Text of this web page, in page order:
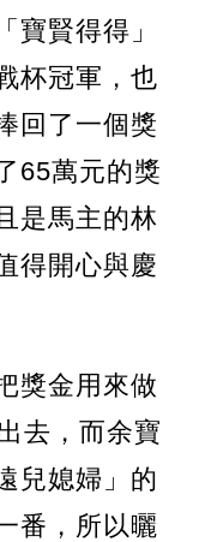
寶賢得得」
杯冠軍，也
回了一個獎
65萬元的獎
是馬主的林
得開心與慶
獎金用來做
去，而余寶
兒媳婦」的
番，所以曬